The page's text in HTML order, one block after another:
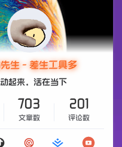
生 - 差生工具多
起来，活在当下
703
文章数
201
评论数